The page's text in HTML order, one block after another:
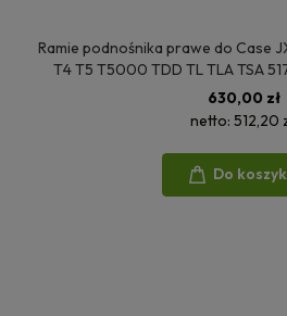
Ramie podnośnika prawe do Case
T4 T5 T5000 TDD TL TLA TSA
630,00 zł
netto: 512,20
Do